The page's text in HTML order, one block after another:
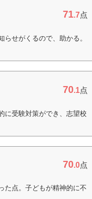
71.7点
せがくるので、助かる。
70.1点
に受験対策ができ、志望校
70.0点
た点。子どもが精神的に不